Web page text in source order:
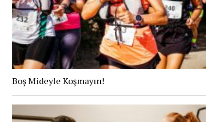
Boş Mideyle Koşmayın!